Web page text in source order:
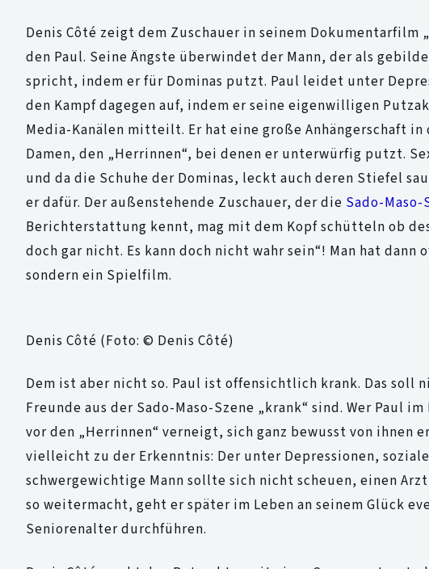
Denis Côté zeigt dem Zuschauer in seinem Dokumentarfilm
den Paul. Seine Ängste überwindet der Mann, der als
spricht, indem er für Dominas putzt. Paul leidet unter
den Kampf dagegen auf, indem er seine eigenwilligen
Media-Kanälen mitteilt. Er hat eine große Anhängerschaft
Damen, den „Herrinnen“, bei denen er unterwürfig putzt.
und da die Schuhe der Dominas, leckt auch deren Stiefel
er dafür. Der außenstehende Zuschauer, der die Sado-Maso-
Berichterstattung kennt, mag mit dem Kopf schütteln ob
doch gar nicht. Es kann doch nicht wahr sein“! Man hat
sondern ein Spielfilm.
Denis Côté (Foto: © Denis Côté)
Dem ist aber nicht so. Paul ist offensichtlich krank. Das soll
Freunde aus der Sado-Maso-Szene „krank“ sind. Wer
vor den „Herrinnen“ verneigt, sich ganz bewusst von
vielleicht zu der Erkenntnis: Der unter Depressionen,
schwergewichtige Mann sollte sich nicht scheuen, einen
so weitermacht, geht er später im Leben an seinem Glück
Seniorenalter durchführen.